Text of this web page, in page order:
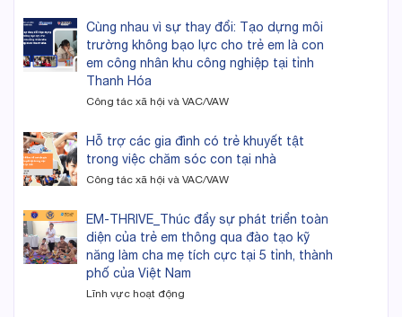
Cùng nhau vì sự thay đổi: Tạo dựng môi
trường không bạo lực cho trẻ em là con
em công nhân khu công nghiệp tại tỉnh
Thanh Hóa
Công tác xã hội và VAC/VAW
Hỗ trợ các gia đình có trẻ khuyết tật
trong việc chăm sóc con tại nhà
Công tác xã hội và VAC/VAW
EM-THRIVE_Thúc đẩy sự phát triển toàn
diện của trẻ em thông qua đào tạo kỹ
năng làm cha mẹ tích cực tại 5 tỉnh, thành
phố của Việt Nam
Lĩnh vực hoạt động